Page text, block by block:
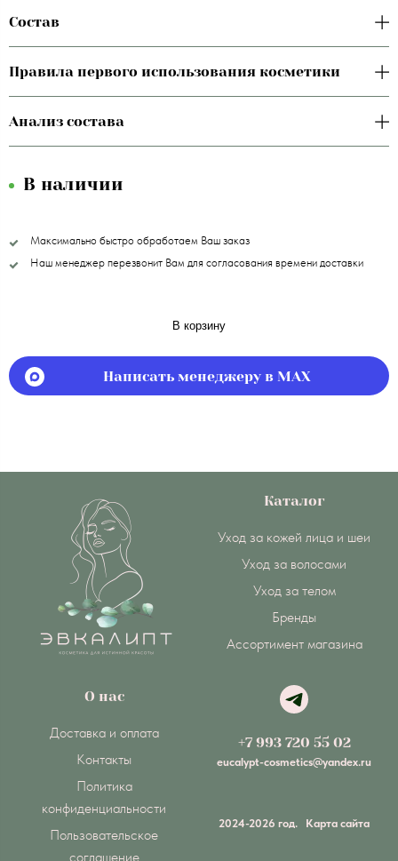
Состав
Правила первого использования косметики
Анализ состава
В наличии
Максимально быстро обработаем Ваш заказ
Наш менеджер перезвонит Вам для согласования времени доставки
В корзину
Написать менеджеру в MAX
Каталог
Уход за кожей лица и шеи
Уход за волосами
Уход за телом
Бренды
Ассортимент магазина
О нас
Доставка и оплата
Контакты
Политика
конфиденциальности
Пользовательское
соглашение
+7 993 720 55 02
eucalypt-cosmetics@yandex.ru
2024-2026 год. Карта сайта